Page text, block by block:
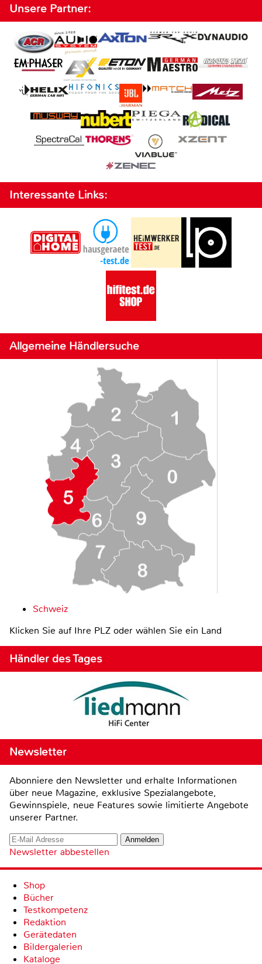
Unsere Partner:
Interessante Links:
Allgemeine Händlersuche
Schweiz
Klicken Sie auf Ihre PLZ oder wählen Sie ein Land
Händler des Tages
Newsletter
Abonniere den Newsletter und erhalte Informationen
über neue Magazine, exklusive Spezialangebote,
Gewinnspiele, neue Features sowie limitierte Angebote
unserer Partner.
Newsletter abbestellen
Shop
Bücher
Testkompetenz
Redaktion
Gerätedaten
Bildergalerien
Kataloge